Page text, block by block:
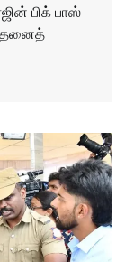
பிக் பாஸ்
இதனைத்